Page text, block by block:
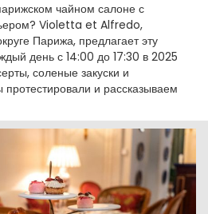
чайном салоне с
Violetta et Alfredo,
Парижа, предлагает эту
день с 14:00 до 17:30 в 2025
соленые закуски и
и рассказываем